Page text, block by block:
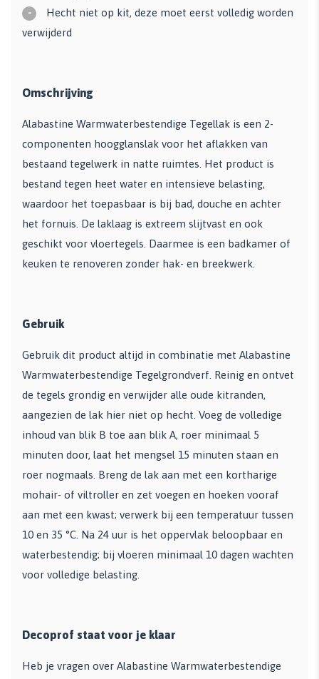
-
Hecht niet op kit, deze moet eerst volledig worden
verwijderd
Omschrijving
Alabastine Warmwaterbestendige Tegellak is een 2-
componenten hoogglanslak voor het aflakken van
bestaand tegelwerk in natte ruimtes. Het product is
bestand tegen heet water en intensieve belasting,
waardoor het toepasbaar is bij bad, douche en achter
het fornuis. De laklaag is extreem slijtvast en ook
geschikt voor vloertegels. Daarmee is een badkamer of
keuken te renoveren zonder hak- en breekwerk.
Gebruik
Gebruik dit product altijd in combinatie met Alabastine
Warmwaterbestendige Tegelgrondverf. Reinig en ontvet
de tegels grondig en verwijder alle oude kitranden,
aangezien de lak hier niet op hecht. Voeg de volledige
inhoud van blik B toe aan blik A, roer minimaal 5
minuten door, laat het mengsel 15 minuten staan en
roer nogmaals. Breng de lak aan met een kortharige
mohair- of viltroller en zet voegen en hoeken vooraf
aan met een kwast; verwerk bij een temperatuur tussen
10 en 35 °C. Na 24 uur is het oppervlak beloopbaar en
waterbestendig; bij vloeren minimaal 10 dagen wachten
voor volledige belasting.
Decoprof staat voor je klaar
Heb je vragen over Alabastine Warmwaterbestendige